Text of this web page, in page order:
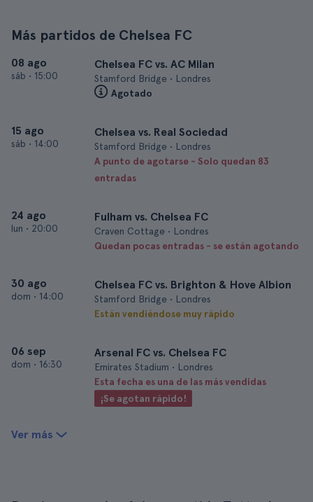
Más partidos de Chelsea FC
08 ago
sáb • 15:00
Chelsea FC vs. AC Milan
Stamford Bridge • Londres
Agotado
15 ago
sáb • 14:00
Chelsea vs. Real Sociedad
Stamford Bridge • Londres
A punto de agotarse - Solo quedan 83
entradas
24 ago
lun • 20:00
Fulham vs. Chelsea FC
Craven Cottage • Londres
Quedan pocas entradas - se están agotando
30 ago
dom • 14:00
Chelsea FC vs. Brighton & Hove Albion
Stamford Bridge • Londres
Están vendiéndose muy rápido
06 sep
dom • 16:30
Arsenal FC vs. Chelsea FC
Emirates Stadium • Londres
Esta fecha es una de las más vendidas
¡Se agotan rápido!
Ver más